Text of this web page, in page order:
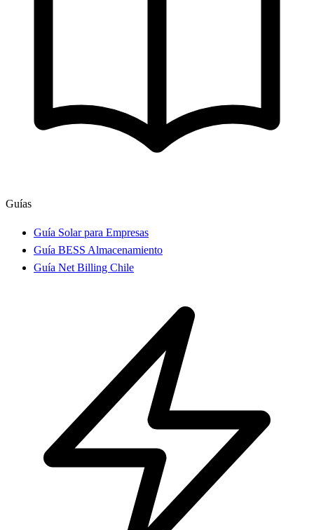
Guías
Guía Solar para Empresas
Guía BESS Almacenamiento
Guía Net Billing Chile